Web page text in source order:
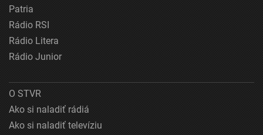
Patria
Rádio RSI
Rádio Litera
Rádio Junior
O STVR
Ako si naladiť rádiá
Ako si naladiť televíziu